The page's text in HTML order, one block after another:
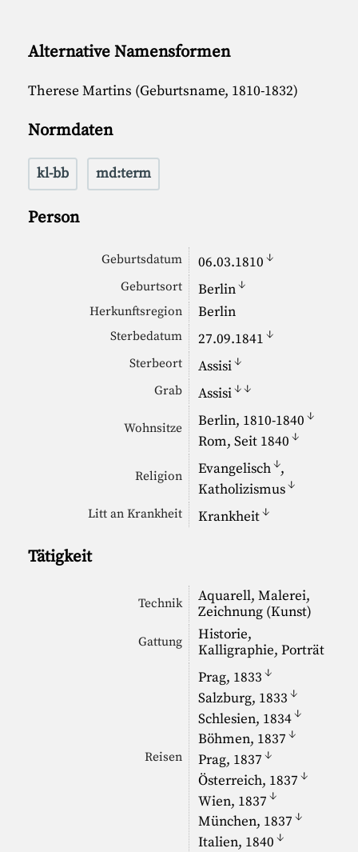
Alternative Namensformen
Therese Martins (Geburtsname, 1810-1832)
Normdaten
kl-bb md:term
Person
Geburtsdatum 06.03.1810 ↓
Geburtsort Berlin↓
Herkunftsregion Berlin
Sterbedatum 27.09.1841 ↓
Sterbeort Assisi↓
Grab Assisi↓↓
Wohnsitze Berlin, 1810-1840 ↓
Rom, Seit 1840 ↓
Religion Evangelisch↓,
Katholizismus↓
Litt an Krankheit Krankheit↓
Tätigkeit
Technik
Aquarell, Malerei,
Zeichnung (Kunst)
Gattung
Historie,
Kalligraphie, Porträt
Reisen
Prag, 1833 ↓
Salzburg, 1833 ↓
Schlesien, 1834↓
Böhmen, 1837 ↓
Prag, 1837 ↓
Österreich, 1837 ↓
Wien, 1837 ↓
München, 1837 ↓
Italien, 1840 ↓